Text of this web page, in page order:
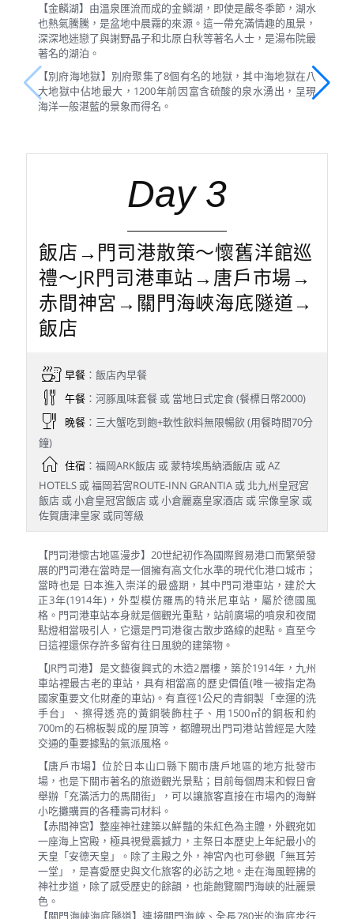
【金麟湖】由溫泉匯流而成的金鱗湖，即使是嚴冬季節，湖水
也熱氣騰騰，是盆地中晨霧的來源。這一帶充滿情趣的風景，
深深地迷戀了與謝野晶子和北原白秋等著名人士，是湯布院最
著名的湖泊。
【別府海地獄】別府聚集了8個有名的地獄，其中海地獄在八
大地獄中佔地最大，1200年前因富含硫酸的泉水湧出，呈現
海洋一般湛藍的景象而得名。
Day 3
飯店→門司港散策～懷舊洋館巡
禮～JR門司港車站→唐戶市場→
赤間神宮→關門海峽海底隧道→
飯店
早餐：飯店內早餐
午餐：河豚風味套餐 或 當地日式定食 (餐標日幣2000)
晚餐：三大蟹吃到飽+軟性飲料無限暢飲 (用餐時間70分
鐘)
住宿：福岡ARK飯店 或 蒙特埃馬納酒飯店 或 AZ
HOTELS 或 福岡若宮ROUTE-INN GRANTIA 或 北九州皇冠宮
飯店 或 小倉皇冠宮飯店 或 小倉麗嘉皇家酒店 或 宗像皇家 或
佐賀唐津皇家 或同等級
【門司港懷古地區漫步】20世紀初作為國際貿易港口而繁榮發
展的門司港在當時是一個擁有高文化水準的現代化港口城市；
當時也是 日本進入崇洋的最盛期，其中門司港車站，建於大
正3年(1914年)，外型模仿羅馬的特米尼車站，屬於德國風
格。門司港車站本身就是個觀光重點，站前廣場的噴泉和夜間
點燈相當吸引人，它還是門司港復古散步路線的起點。直至今
日這裡還保存許多留有往日風貌的建築物。
【JR門司港】是文藝復興式的木造2層樓，築於1914年，九州
車站裡最古老的車站，具有相當高的歷史價值(唯一被指定為
國家重要文化財產的車站)。有直徑1公尺的青銅製「幸運的洗
手台」、擦得透亮的黃銅裝飾柱子、用1500㎡的銅板和約
700m的石棉板製成的屋頂等，都體現出門司港站曾經是大陸
交通的重要據點的氣派風格。
【唐戶市場】位於日本山口縣下關市唐戶地區的地方批發市
場，也是下關市著名的旅遊觀光景點；目前每個周末和假日會
舉辦「充滿活力的馬關街」，可以讓旅客直接在市場內的海鮮
小吃攤購買的各種壽司材料。
【赤間神宮】整座神社建築以鮮豔的朱紅色為主體，外觀宛如
一座海上宮殿，極具視覺震撼力，主祭日本歷史上年紀最小的
天皇「安德天皇」。除了主殿之外，神宮內也可參觀「無耳芳
一堂」，是喜愛歷史與文化旅客的必訪之地。走在海風輕拂的
神社步道，除了感受歷史的餘韻，也能飽覽關門海峽的壯麗景
色。